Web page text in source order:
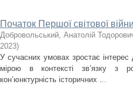
Початок Першої світової
Добровольський, Анатолій
2023)
У сучасних умовах зростає інтерес
мірою в контексті зв’язку з
кон’юнктурність історичних ...